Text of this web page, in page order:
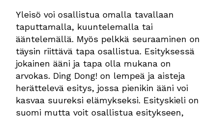
Yleisö voi osallistua omalla tavallaan
taputtamalla, kuuntelemalla tai
ääntelemällä. Myös pelkkä seuraaminen on
täysin riittävä tapa osallistua. Esityksessä
jokainen ääni ja tapa olla mukana on
arvokas. Ding Dong! on lempeä ja aisteja
herättelevä esitys, jossa pienikin ääni voi
kasvaa suureksi elämykseksi. Esityskieli on
suomi mutta voit osallistua esitykseen,